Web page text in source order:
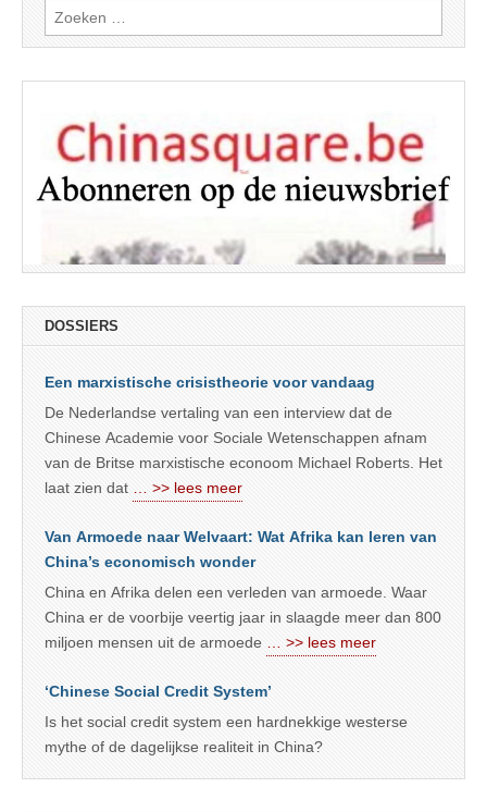
Zoeken
naar:
DOSSIERS
Een marxistische crisistheorie voor vandaag
De Nederlandse vertaling van een interview dat de
Chinese Academie voor Sociale Wetenschappen afnam
van de Britse marxistische econoom Michael Roberts. Het
laat zien dat
… >> lees meer
Van Armoede naar Welvaart: Wat Afrika kan leren van
China’s economisch wonder
China en Afrika delen een verleden van armoede. Waar
China er de voorbije veertig jaar in slaagde meer dan 800
miljoen mensen uit de armoede
… >> lees meer
‘Chinese Social Credit System’
Is het social credit system een hardnekkige westerse
mythe of de dagelijkse realiteit in China?